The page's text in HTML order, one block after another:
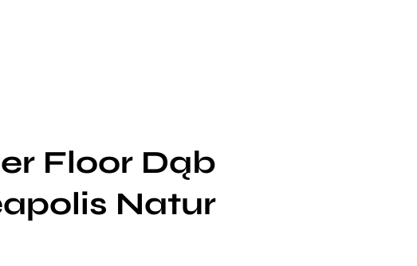
Floor Dąb
Natur